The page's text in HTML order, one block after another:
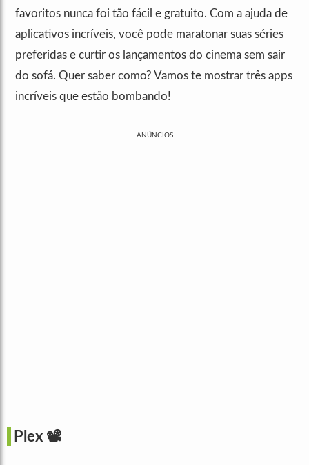
favoritos nunca foi tão fácil e gratuito. Com a ajuda de
aplicativos incríveis, você pode maratonar suas séries
preferidas e curtir os lançamentos do cinema sem sair
do sofá. Quer saber como? Vamos te mostrar três apps
incríveis que estão bombando!
ANÚNCIOS
Plex 📽️